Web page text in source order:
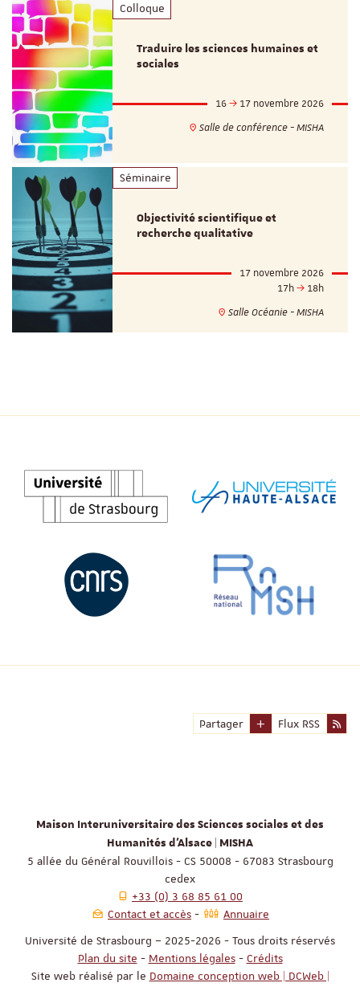
Colloque
Traduire les sciences humaines et
sociales
16
17 novembre 2026
Salle de conférence - MISHA
Séminaire
Objectivité scientifique et
recherche qualitative
17 novembre 2026
17h
18h
Salle Océanie - MISHA
Partager Flux RSS
Maison Interuniversitaire des Sciences sociales et des
Humanités d'Alsace | MISHA
5 allée du Général Rouvillois - CS 50008 - 67083 Strasbourg
cedex
+33 (0) 3 68 85 61 00
Contact et accès
Annuaire
Université de Strasbourg – 2025-2026 - Tous droits réservés
Plan du site - Mentions légales- Crédits
Site web réalisé par le Domaine conception web | DCWeb |